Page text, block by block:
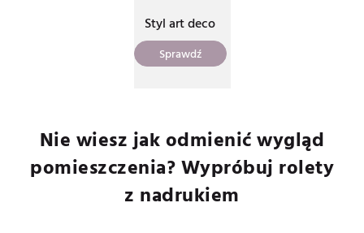
Styl art deco
Sprawdź
Nie wiesz jak odmienić wygląd
pomieszczenia? Wypróbuj rolety
z nadrukiem